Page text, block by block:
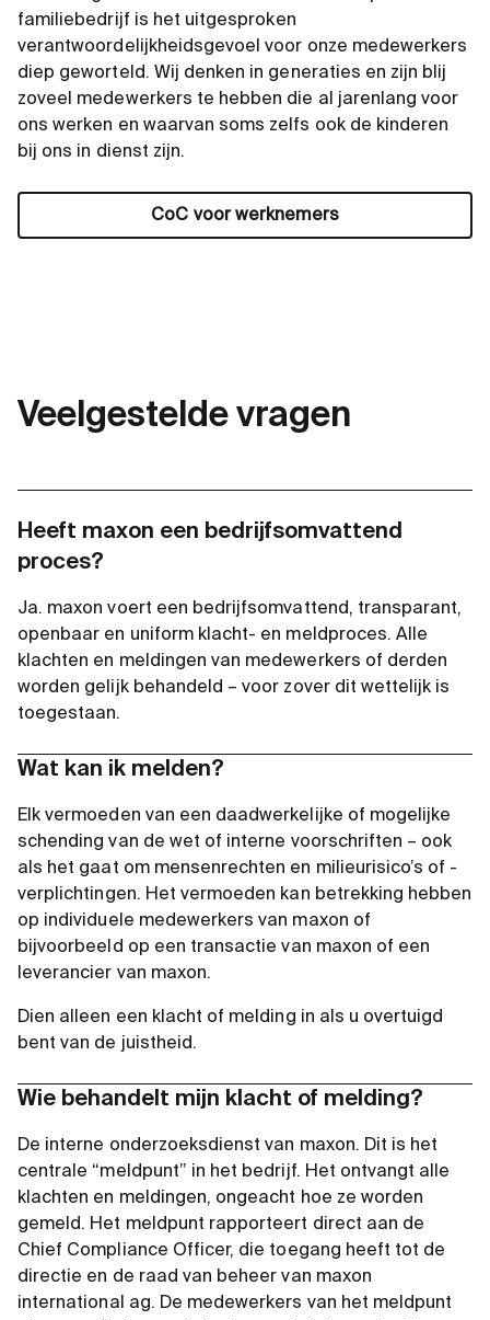
familiebedrijf is het uitgesproken
verantwoordelijkheidsgevoel voor onze medewerkers
diep geworteld. Wij denken in generaties en zijn blij
zoveel medewerkers te hebben die al jarenlang voor
ons werken en waarvan soms zelfs ook de kinderen
bij ons in dienst zijn.
CoC voor werknemers
Veelgestelde vragen
Heeft maxon een bedrijfsomvattend
proces?
Ja. maxon voert een bedrijfsomvattend, transparant,
openbaar en uniform klacht- en meldproces. Alle
klachten en meldingen van medewerkers of derden
worden gelijk behandeld – voor zover dit wettelijk is
toegestaan.
Wat kan ik melden?
Elk vermoeden van een daadwerkelijke of mogelijke
schending van de wet of interne voorschriften – ook
als het gaat om mensenrechten en milieurisico’s of -
verplichtingen. Het vermoeden kan betrekking hebben
op individuele medewerkers van maxon of
bijvoorbeeld op een transactie van maxon of een
leverancier van maxon.
Dien alleen een klacht of melding in als u overtuigd
bent van de juistheid.
Wie behandelt mijn klacht of melding?
De interne onderzoeksdienst van maxon. Dit is het
centrale “meldpunt” in het bedrijf. Het ontvangt alle
klachten en meldingen, ongeacht hoe ze worden
gemeld. Het meldpunt rapporteert direct aan de
Chief Compliance Officer, die toegang heeft tot de
directie en de raad van beheer van maxon
international ag. De medewerkers van het meldpunt